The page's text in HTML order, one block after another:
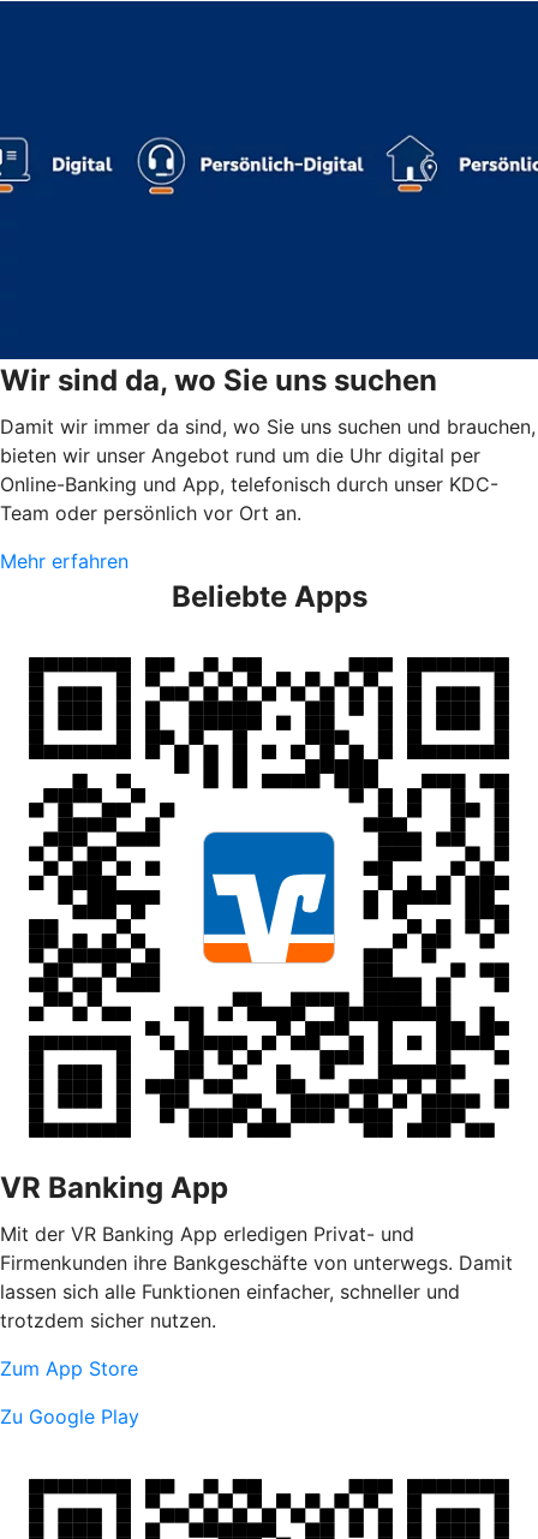
Wir sind da, wo Sie uns suchen
Damit wir immer da sind, wo Sie uns suchen und brauchen,
bieten wir unser Angebot rund um die Uhr digital per
Online-Banking und App, telefonisch durch unser KDC-
Team oder persönlich vor Ort an.
Mehr erfahren
Beliebte Apps
VR Banking App
Mit der VR Banking App erledigen Privat- und
Firmenkunden ihre Bankgeschäfte von unterwegs. Damit
lassen sich alle Funktionen einfacher, schneller und
trotzdem sicher nutzen.
Zum App Store
Zu Google Play